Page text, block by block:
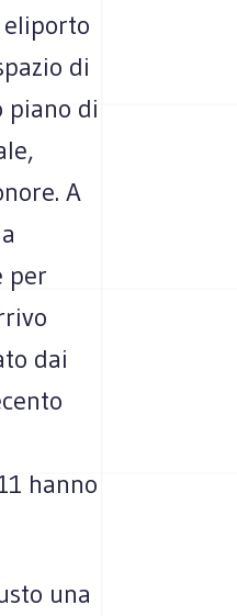
di
piano di
A
per
dai
hanno
una